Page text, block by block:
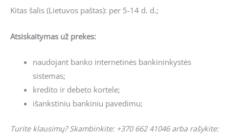
Kitas šalis (Lietuvos paštas): per 5-14 d. d.;
Atsiskaitymas už prekes:
naudojant banko internetinės bankininkystės
sistemas;
kredito ir debeto kortele;
išankstiniu bankiniu pavedimu;
Turite klausimų? Skambinkite: +370 662 41046 arba rašykite: